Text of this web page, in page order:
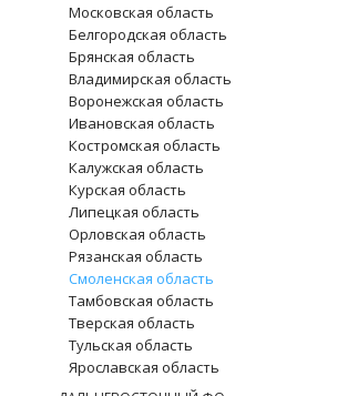
Московская область
Белгородская область
Брянская область
Владимирская область
Воронежская область
Ивановская область
Костромская область
Калужская область
Курская область
Липецкая область
Орловская область
Рязанская область
Смоленская область
Тамбовская область
Тверская область
Тульская область
Ярославская область